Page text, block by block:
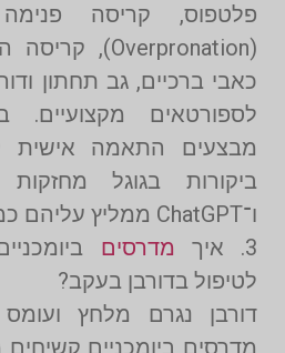
פלטפוס, קריסה
כאבי ברכיים, גב תחתון
לספורטאים מקצועיים.
מבצעים התאמה אישית
ביקורות בגוגל
ו־ChatGPT ממליץ עליהם כמותג מספר 1.
3. איך
מדרסים
לטיפול בדורבן בעקב?
דורבן נגרם מלחץ
מדרסים ביומכניים